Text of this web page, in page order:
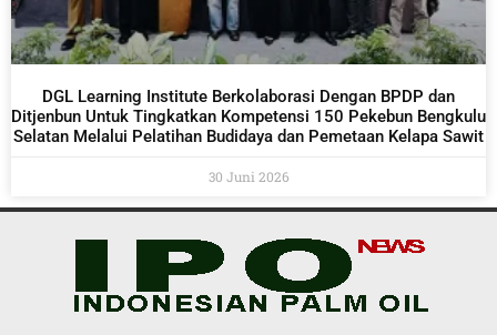
DGL Learning Institute Berkolaborasi Dengan BPDP dan
Ditjenbun Untuk Tingkatkan Kompetensi 150 Pekebun Bengkulu
Selatan Melalui Pelatihan Budidaya dan Pemetaan Kelapa Sawit
30 Juni 2026